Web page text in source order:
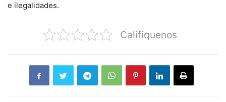
e ilegalidades.
Califiquenos